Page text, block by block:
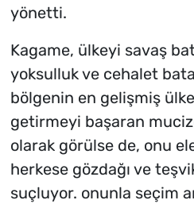
yönetti.
Kagame, ülkeyi savaş
yoksulluk ve cehalet
bölgenin en gelişmiş
getirmeyi başaran
olarak görülse de, onu
herkese gözdağı ve
suçluyor. onunla seçim